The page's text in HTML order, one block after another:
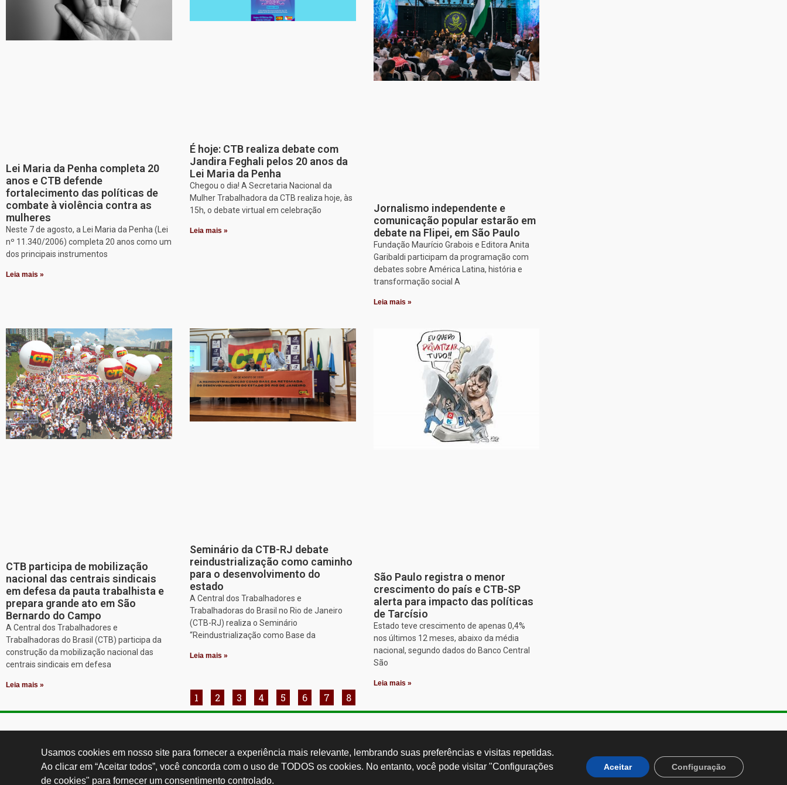
Lei Maria da Penha completa 20
anos e CTB defende
fortalecimento das políticas de
combate à violência contra as
mulheres
Neste 7 de agosto, a Lei Maria da Penha (Lei
nº 11.340/2006) completa 20 anos como um
dos principais instrumentos
Leia mais »
É hoje: CTB realiza debate com
Jandira Feghali pelos 20 anos da
Lei Maria da Penha
Chegou o dia! A Secretaria Nacional da
Mulher Trabalhadora da CTB realiza hoje, às
15h, o debate virtual em celebração
Leia mais »
Jornalismo independente e
comunicação popular estarão em
debate na Flipei, em São Paulo
Fundação Maurício Grabois e Editora Anita
Garibaldi participam da programação com
debates sobre América Latina, história e
transformação social A
Leia mais »
CTB participa de mobilização
nacional das centrais sindicais
em defesa da pauta trabalhista e
prepara grande ato em São
Bernardo do Campo
A Central dos Trabalhadores e
Trabalhadoras do Brasil (CTB) participa da
construção da mobilização nacional das
centrais sindicais em defesa
Leia mais »
Seminário da CTB-RJ debate
reindustrialização como caminho
para o desenvolvimento do
estado
A Central dos Trabalhadores e
Trabalhadoras do Brasil no Rio de Janeiro
(CTB-RJ) realiza o Seminário
“Reindustrialização como Base da
Leia mais »
São Paulo registra o menor
crescimento do país e CTB-SP
alerta para impacto das políticas
de Tarcísio
Estado teve crescimento de apenas 0,4%
nos últimos 12 meses, abaixo da média
nacional, segundo dados do Banco Central
São
Leia mais »
1 2 3 4 5 6 7 8
Paulo - SP - Brasil CEP: 01251-001
Usamos cookies em nosso site para fornecer a experiência mais relevante, lembrando suas preferências e visitas repetidas.
Ao clicar em “Aceitar todos”, você concorda com o uso de TODOS os cookies. No entanto, você pode visitar "Configurações
de cookies" para fornecer um consentimento controlado.
Aceitar Configuração